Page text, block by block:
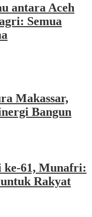
antara Aceh
Semua
Makassar,
Bangun
ke-61, Munafri:
Rakyat